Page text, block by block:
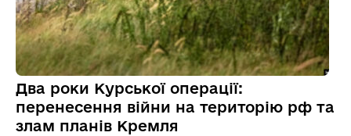
Два роки Курської операції:
перенесення війни на територію рф та
злам планів Кремля